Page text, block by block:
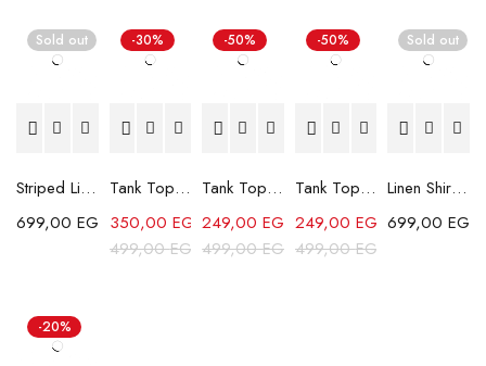
Sold out
Striped Linen Shirt - White/Blue
699,00 EGP
-30%
Tank Top - Lemon
499,00EGP
350,00 EGP
-50%
Tank Top - Blue
499,00EGP
249,00EGP
-50%
Tank Top - Green
499,00EGP
249,00 EGP
Sold out
Linen Shirt - Beige
699,00EGP
-20%